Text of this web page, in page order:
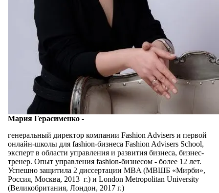
Мария Герасименко -
генеральный директор компании Fashion Advisers и первой
онлайн-школы для fashion-бизнеса Fashion Advisers School,
эксперт в области управления и развития бизнеса, бизнес-
тренер. Опыт управления fashion-бизнесом - более 12 лет.
Успешно защитила 2 диссертации MBA (МВШБ «Мирби»,
Россия, Москва, 2013 г.) и London Metropolitan University
(Великобритания, Лондон, 2017 г.)